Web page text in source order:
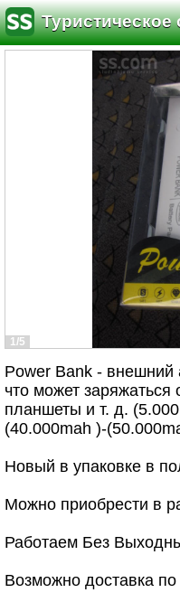
Туристическое
1/5
Power Bank - внешний
что может
планшеты и т. д.
(40.000mah )-
Новый в упаковке в
Можно приобрести в
Работаем Без
Возможно доставка